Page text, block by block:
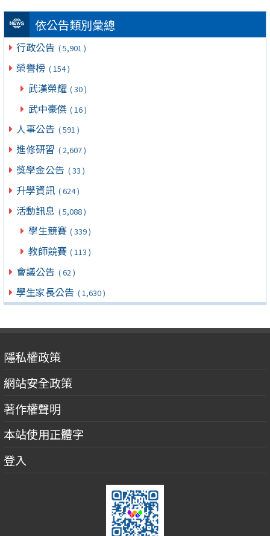
依公告類別彙總
行政公告 ( 5,901 )
榮譽榜 ( 154 )
武漢榮耀 ( 30 )
武中豪傑 ( 16 )
人事公告 ( 591 )
進修研習 ( 2,607 )
獎學金公告 ( 33 )
升學資訊 ( 624 )
活動訊息 ( 5,088 )
學生競賽 ( 339 )
教師競賽 ( 113 )
會議公告 ( 62 )
學生家長公告 ( 1,630 )
隱私權政策
網站安全政策
著作權聲明
本站使用正體字
登入